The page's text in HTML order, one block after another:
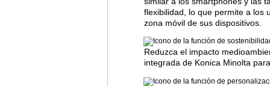
flexibilidad, lo que permite a los
zona móvil de sus dispositivos.
Reduzca el impacto
integrada de Konica Minolta